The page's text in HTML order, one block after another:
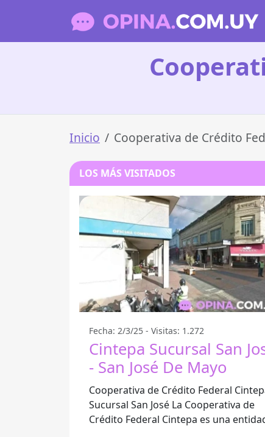
Inicio Cooperativa de Crédito
LOS MÁS VISITADOS
Fecha: 2/3/25 - Visitas: 1.272
Cintepa Sucursal San
- San José De Mayo
Cooperativa de Crédito Federal
Sucursal San José La Cooperativa de
Crédito Federal Cintepa es una